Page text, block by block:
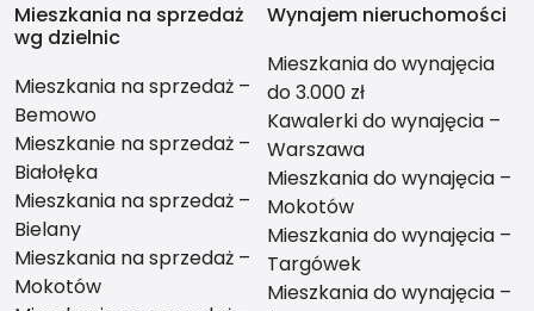
Mieszkania na sprzedaż
wg dzielnic
Mieszkania na sprzedaż –
Bemowo
Mieszkanie na sprzedaż –
Białołęka
Mieszkania na sprzedaż –
Bielany
Mieszkania na sprzedaż –
Mokotów
Wynajem nieruchomości
Mieszkania do wynajęcia
do 3.000 zł
Kawalerki do wynajęcia –
Warszawa
Mieszkania do wynajęcia –
Mokotów
Mieszkania do wynajęcia –
Targówek
Mieszkania do wynajęcia –